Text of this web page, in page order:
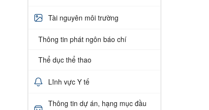
Tài nguyên môi trường
Thông tin phát ngôn báo chí
Thể dục thể thao
Lĩnh vực Y tế
Thông tin dự án, hạng mục đầu